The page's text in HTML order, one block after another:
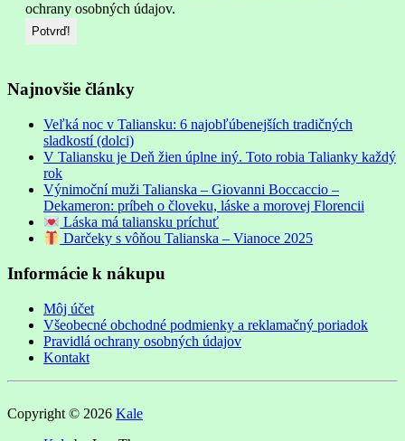
ochrany osobných údajov.
Najnovšie články
Veľká noc v Taliansku: 6 najobľúbenejších tradičných
sladkostí (dolci)
V Taliansku je Deň žien úplne iný. Toto robia Talianky každý
rok
Výnimoční muži Talianska – Giovanni Boccaccio –
Dekameron: príbeh o človeku, láske a morovej Florencii
Láska má taliansku príchuť
Darčeky s vôňou Talianska – Vianoce 2025
Informácie k nákupu
Môj účet
Všeobecné obchodné podmienky a reklamačný poriadok
Pravidlá ochrany osobných údajov
Kontakt
Copyright © 2026 Kale